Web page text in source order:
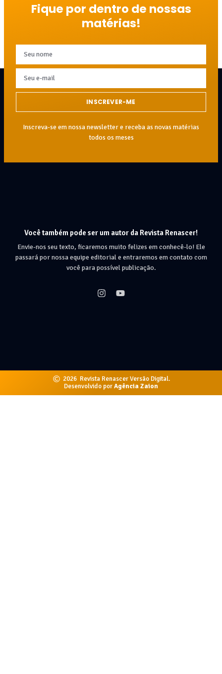
Fique por dentro de nossas
matérias!
INSCREVER-ME
Inscreva-se em nossa newsletter e receba as novas matérias
todos os meses
Você também pode ser um autor da Revista Renascer!
Envie-nos seu texto, ficaremos muito felizes em conhecê-lo! Ele
passará por nossa equipe editorial e entraremos em contato com
você para possível publicação.
2026 Revista Renascer Versão Digital.
Desenvolvido porAgência Zaion